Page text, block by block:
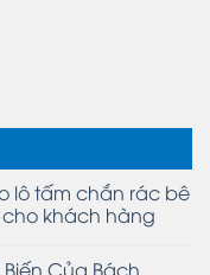
lô tấm chắn rác bê
cho khách hàng
Biến Của Bách